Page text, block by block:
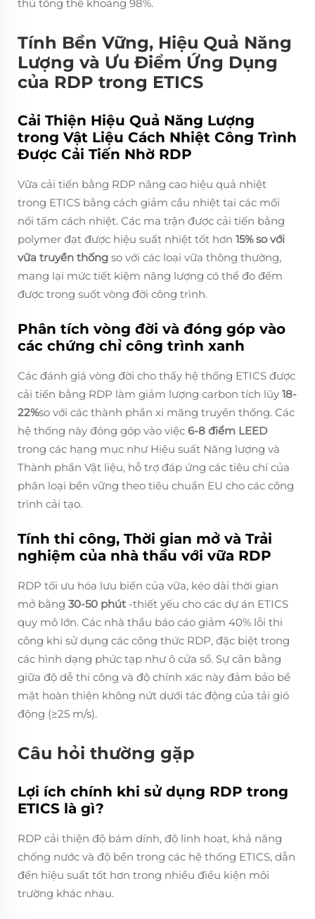
thủ tổng thể khoảng 98%.
Tính Bền Vững, Hiệu Quả Năng
Lượng và Ưu Điểm Ứng Dụng
của RDP trong ETICS
Cải Thiện Hiệu Quả Năng Lượng
trong Vật Liệu Cách Nhiệt Công Trình
Được Cải Tiến Nhờ RDP
Vữa cải tiến bằng RDP nâng cao hiệu quả nhiệt
trong ETICS bằng cách giảm cầu nhiệt tại các mối
nối tấm cách nhiệt. Các ma trận được cải tiến bằng
polymer đạt được hiệu suất nhiệt tốt hơn 15% so với
vữa truyền thống so với các loại vữa thông thường,
mang lại mức tiết kiệm năng lượng có thể đo đếm
được trong suốt vòng đời công trình.
Phân tích vòng đời và đóng góp vào
các chứng chỉ công trình xanh
Các đánh giá vòng đời cho thấy hệ thống ETICS được
cải tiến bằng RDP làm giảm lượng carbon tích lũy 18-
22%so với các thành phần xi măng truyền thống. Các
hệ thống này đóng góp vào việc 6-8 điểm LEED
trong các hạng mục như Hiệu suất Năng lượng và
Thành phần Vật liệu, hỗ trợ đáp ứng các tiêu chí của
phân loại bền vững theo tiêu chuẩn EU cho các công
trình cải tạo.
Tính thi công, Thời gian mở và Trải
nghiệm của nhà thầu với vữa RDP
RDP tối ưu hóa lưu biến của vữa, kéo dài thời gian
mở bằng 30-50 phút -thiết yếu cho các dự án ETICS
quy mô lớn. Các nhà thầu báo cáo giảm 40% lỗi thi
công khi sử dụng các công thức RDP, đặc biệt trong
các hình dạng phức tạp như ô cửa sổ. Sự cân bằng
giữa độ dễ thi công và độ chính xác này đảm bảo bề
mặt hoàn thiện không nứt dưới tác động của tải gió
động (≥25 m/s).
Câu hỏi thường gặp
Lợi ích chính khi sử dụng RDP trong
ETICS là gì?
RDP cải thiện độ bám dính, độ linh hoạt, khả năng
chống nước và độ bền trong các hệ thống ETICS, dẫn
đến hiệu suất tốt hơn trong nhiều điều kiện môi
trường khác nhau.